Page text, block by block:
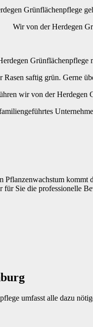
Grünflächenpflege
Wir von der Herdegen
saftig grün. Gerne
wir von der Herdegen
Pflanzenwachstum kommt
für Sie die professionelle
umfasst alle dazu